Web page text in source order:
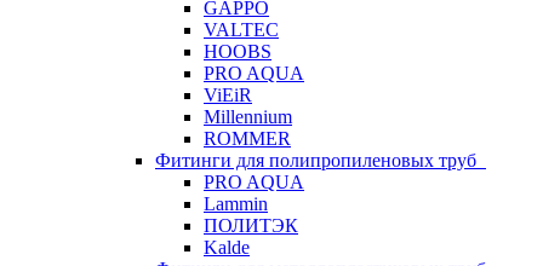
GAPPO
VALTEC
HOOBS
PRO AQUA
ViEiR
Millennium
ROMMER
Фитинги для полипропиленовых труб
PRO AQUA
Lammin
ПОЛИТЭК
Kalde